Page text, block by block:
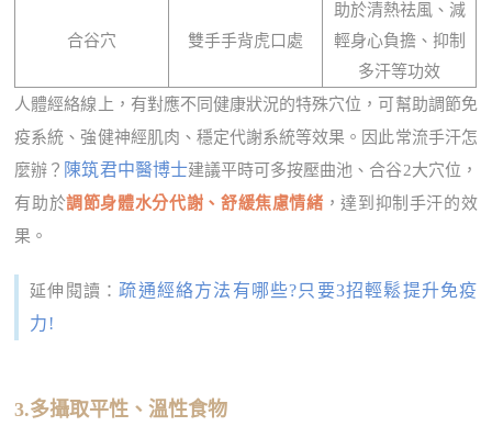
合谷穴 雙手手背虎口處
助於清熱祛風、減
輕身心負擔、抑制
多汗等功效
人體經絡線上，有對應不同健康狀況的特殊穴位，可幫助調節免
疫系統、強健神經肌肉、穩定代謝系統等效果。因此常流手汗怎
麼辦？ 陳筑君中醫博士建議平時可多按壓曲池、合谷2大穴位，
有助於調節身體水分代謝、舒緩焦慮情緒 ，達到抑制手汗的效
果。
延伸閱讀：疏通經絡方法有哪些?只要3招輕鬆提升免疫
力!
3.多攝取平性、溫性食物